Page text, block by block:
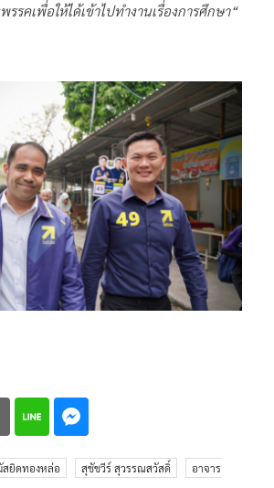
รคเพื่อให้ได้เข้าไปทำงานเรื่องการศึกษา“
สยิดทองหล่อ สุชัชวีร์ สุวรรณสวัสดิ์
อาจาร